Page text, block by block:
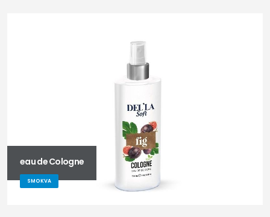
eau de Cologne
SMOKVA